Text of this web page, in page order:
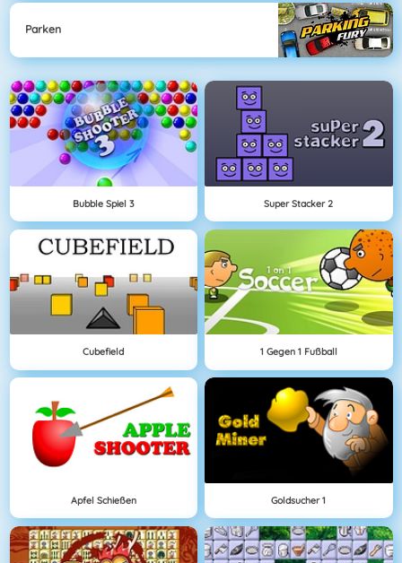
Parken
Bubble Spiel 3 Super Stacker 2
Cubefield 1 Gegen 1 Fußball
Apfel Schießen Goldsucher 1